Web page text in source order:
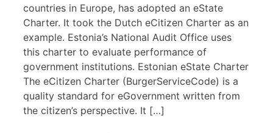
countries in Europe, has adopted an eState
Charter. It took the Dutch eCitizen Charter as an
example. Estonia’s National Audit Office uses
this charter to evaluate performance of
government institutions. Estonian eState Charter
The eCitizen Charter (BurgerServiceCode) is a
quality standard for eGovernment written from
the citizen’s perspective. It […]